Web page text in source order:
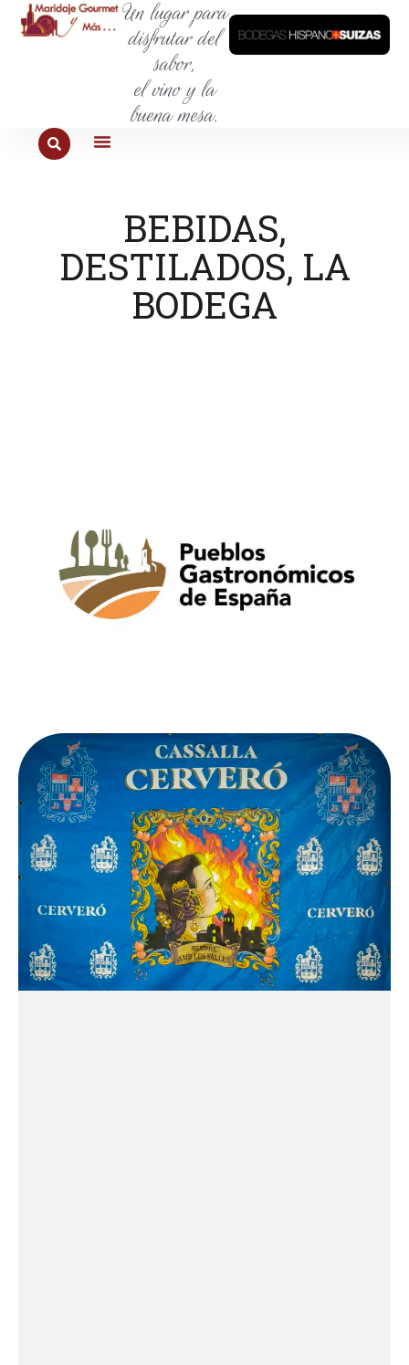
Un lugar para
disfrutar del
sabor,
el vino y la
buena mesa.
BEBIDAS,
DESTILADOS, LA
BODEGA